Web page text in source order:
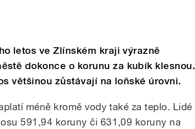
letos ve Zlínském kraji výrazně
dokonce o korunu za kubík klesnou.
většinou zůstávají na loňské úrovni.
méně kromě vody také za teplo. Lidé
591,94 koruny či 631,09 koruny na